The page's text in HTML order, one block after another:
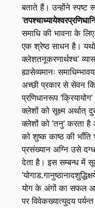
बताते हैं। उन्होंने स्पष्ट
‘
समाधि की भावना के
एक श्रेष्ठ साधन है।
क्लेशतनूकरणार्थश्च’
ह्यासेव्यमानः
अच्छी प्रकार से सेवन
प्रणिधानरूप
क्लेशों को सूक्ष्म अर्थात्
क्लेशों को ’तनु’ करता है
को शुष्क काष्ठ की भाँति
प्रसंख्यान अग्नि उसे
देता है। इस सम्बन्ध में
योग के अंगों का सफल
पर विवेकख्यात्युदय